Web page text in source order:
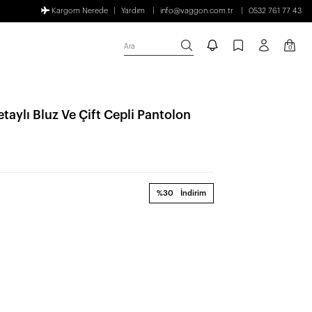
Kargom Nerede Yardım info@vaggon.com.tr 0532 761 77 43
Ara 0
Bluz Ve Çift Cepli Pantolon
%30 İndirim